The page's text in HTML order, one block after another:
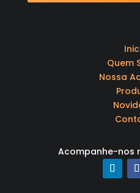
Quem
Nossa
Acompanhe-nos